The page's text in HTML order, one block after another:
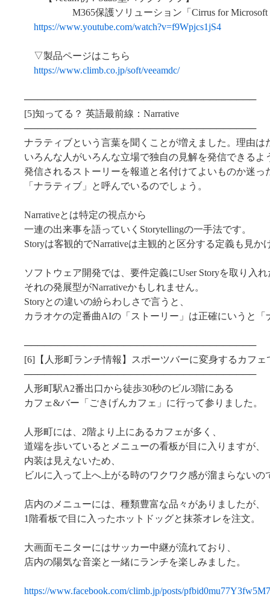
M365保護ソリューション「Cirrus for Microsoft
https://www.youtube.com/watch?v=f9Wpjcs1jS4
▽製品ページはこちら
https://www.climb.co.jp/soft/veeamdc/
───────────────────────────────────
[5]知ってる？ 英語最前線：Narrative
───────────────────────────────────
ナラティブという言葉を聞くことが増えました。理由は
いろんな人がいろんな立場で独自の見解を発信できるよ
発信されるストーリーを報道と名付けてよいものか迷っ
「ナラティブ」と呼んでいるのでしょう。
Narrativeとは特定の視点から
一連の出来事を語っていくStorytellingの一手法です。
Storyは客観的でNarrativeは主観的と区分する定義も見か
ソフトウェア開発では、要件定義にUser Storyを取り入
それの発展型がNarrativeかもしれません。
Storyとの違いの紛らわしさで言うと、
カラオケの定番曲AIの「ストーリー」は正確にいうと「
───────────────────────────────────
[6]【人形町ランチ情報】スポーツバーに変身するカフェ
───────────────────────────────────
人形町駅A2番出口から徒歩30秒のビル3階にある
カフェ&バー「ごきげんカフェ」に行って参りました。
人形町には、2階より上にあるカフェが多く、
道端を歩いているとメニューの看板が目に入りますが、
内装は見えないため、
ビルに入って上へ上がる時のワクワク感が溜まらないの
店内のメニューには、種類豊富な品々がありましたが、
1階看板で目に入ったホットドッグと抹茶オレを注文。
大画面モニターにはサッカー中継が流れており、
店内の陽気な音楽と一緒にランチを楽しみました。
https://www.facebook.com/climb.jp/posts/